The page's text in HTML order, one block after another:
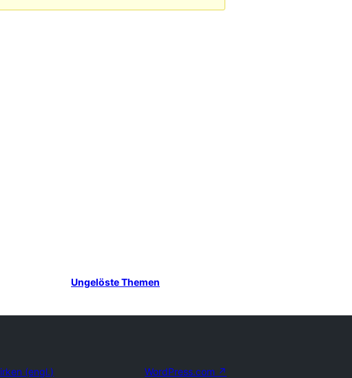
Ungelöste Themen
(engl.) WordPress.com ↗